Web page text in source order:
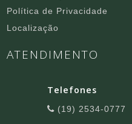
Política de Privacidade
Localização
ATENDIMENTO
Telefones
(19) 2534-0777